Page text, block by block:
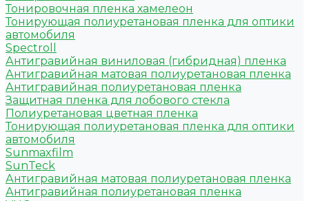
Тонировочная пленка хамелеон
Тонирующая полиуретановая пленка для оптики
автомобиля
Spectroll
Антигравийная виниловая (гибридная) пленка
Антигравийная матовая полиуретановая пленка
Антигравийная полиуретановая пленка
Защитная пленка для лобового стекла
Полиуретановая цветная пленка
Тонирующая полиуретановая пленка для оптики
автомобиля
Sunmaxfilm
SunTeck
Антигравийная матовая полиуретановая пленка
Антигравийная полиуретановая пленка